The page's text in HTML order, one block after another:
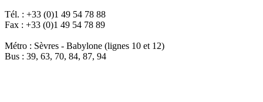
Tél. : +33 (0)1 49 54 78 88
Fax : +33 (0)1 49 54 78 89
Métro : Sèvres - Babylone (lignes 10 et 12)
Bus : 39, 63, 70, 84, 87, 94